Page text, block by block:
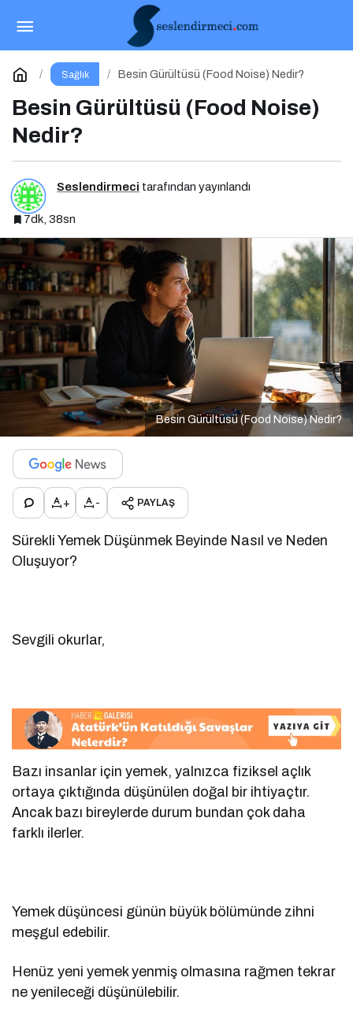
Sağlık Besin Gürültüsü (Food Noise) Nedir?
Besin Gürültüsü (Food Noise)
Nedir?
Seslendirmeci tarafından yayınlandı
7dk, 38sn
Besin Gürültüsü (Food Noise) Nedir?
+ - PAYLAŞ
Sürekli Yemek Düşünmek Beyinde Nasıl ve Neden
Oluşuyor?
Sevgili okurlar,
Bazı insanlar için yemek, yalnızca fiziksel açlık
ortaya çıktığında düşünülen doğal bir ihtiyaçtır.
Ancak bazı bireylerde durum bundan çok daha
farklı ilerler.
Yemek düşüncesi günün büyük bölümünde zihni
meşgul edebilir.
Henüz yeni yemek yenmiş olmasına rağmen tekrar
ne yenileceği düşünülebilir.
Besin Gürültüsü (Food Noise) Nedir?
Yorum Yap